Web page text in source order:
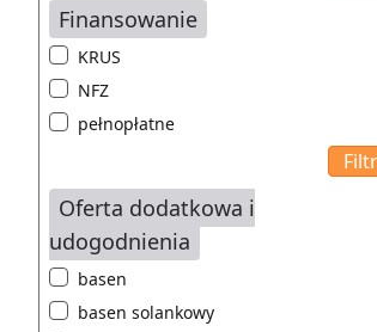
Finansowanie
KRUS
NFZ
pełnopłatne
Oferta dodatkowa i
udogodnienia
basen
basen solankowy